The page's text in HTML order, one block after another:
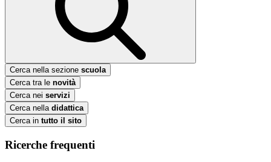
Cerca nella sezione scuola
Cerca tra le novità
Cerca nei servizi
Cerca nella didattica
Cerca in tutto il sito
Ricerche frequenti